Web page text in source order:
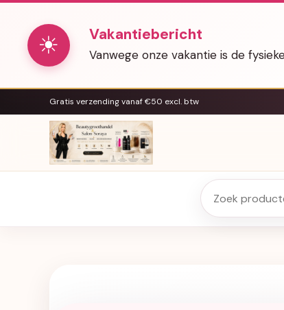
☀ Vakantiebericht
Vanwege onze vakantie is de
Gratis verzending vanaf €50 excl. btw